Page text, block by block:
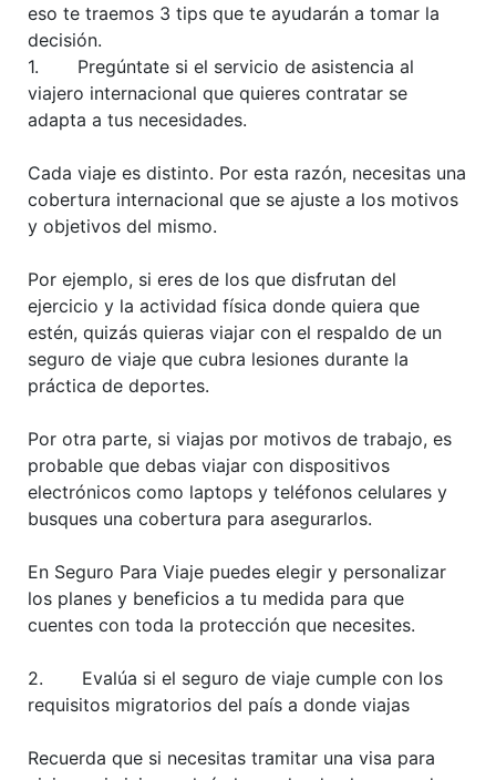
eso te traemos 3 tips que te ayudarán a tomar la
decisión.
1. Pregúntate si el servicio de asistencia al
viajero internacional que quieres contratar se
adapta a tus necesidades.
Cada viaje es distinto. Por esta razón, necesitas una
cobertura internacional que se ajuste a los motivos
y objetivos del mismo.
Por ejemplo, si eres de los que disfrutan del
ejercicio y la actividad física donde quiera que
estén, quizás quieras viajar con el respaldo de un
seguro de viaje que cubra lesiones durante la
práctica de deportes.
Por otra parte, si viajas por motivos de trabajo, es
probable que debas viajar con dispositivos
electrónicos como laptops y teléfonos celulares y
busques una cobertura para asegurarlos.
En Seguro Para Viaje puedes elegir y personalizar
los planes y beneficios a tu medida para que
cuentes con toda la protección que necesites.
2. Evalúa si el seguro de viaje cumple con los
requisitos migratorios del país a donde viajas
Recuerda que si necesitas tramitar una visa para